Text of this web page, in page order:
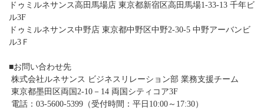
ドゥミルネサンス高田馬場店 東京都新宿区高田馬場1-33-13 千年ビ
ル3F
ドゥミルネサンス中野店 東京都中野区中野2-30-5 中野アーバンビ
ル3Ｆ
■お問い合わせ先
株式会社ルネサンス ビジネスリレーション部 業務支援チーム
東京都墨田区両国2‐10－14 両国シティコア3F
電話：03‐5600‐5399（受付時間：平日10:00～17:30）